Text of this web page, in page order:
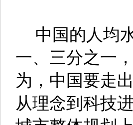
中国的人均
一、三分之一
为，中国要走
从理念到科技